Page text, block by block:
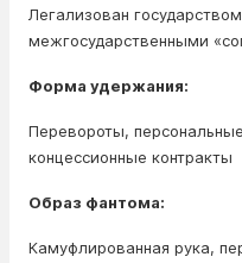
Легализован
межгосударственными
Форма удержания:
Перевороты,
концессионные контракты
Образ фантома:
Камуфлированная рука,